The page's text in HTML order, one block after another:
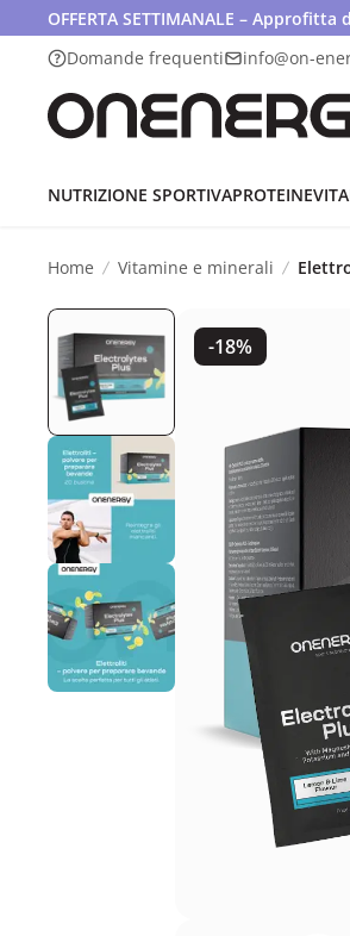
OFFERTA SETTIMANALE –
Domande frequenti
info@on-
NUTRIZIONE SPORTIVAPROTEINE
Home Vitamine e minerali
-18%